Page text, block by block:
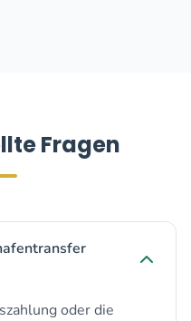
Fragen
oder die